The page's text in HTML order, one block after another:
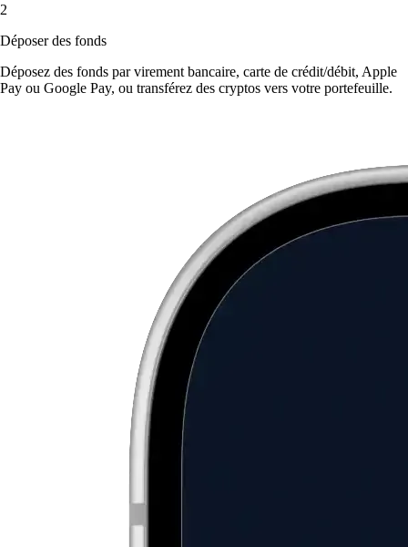
2
Déposer des fonds
Déposez des fonds par virement bancaire, carte de crédit/débit, Apple
Pay ou Google Pay, ou transférez des cryptos vers votre portefeuille.